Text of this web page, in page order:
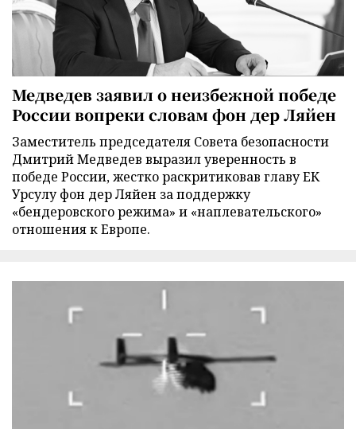
Медведев заявил о неизбежной победе
России вопреки словам фон дер Ляйен
Заместитель председателя Совета безопасности
Дмитрий Медведев выразил уверенность в
победе России, жестко раскритиковав главу ЕК
Урсулу фон дер Ляйен за поддержку
«бендеровского режима» и «наплевательского»
отношения к Европе.